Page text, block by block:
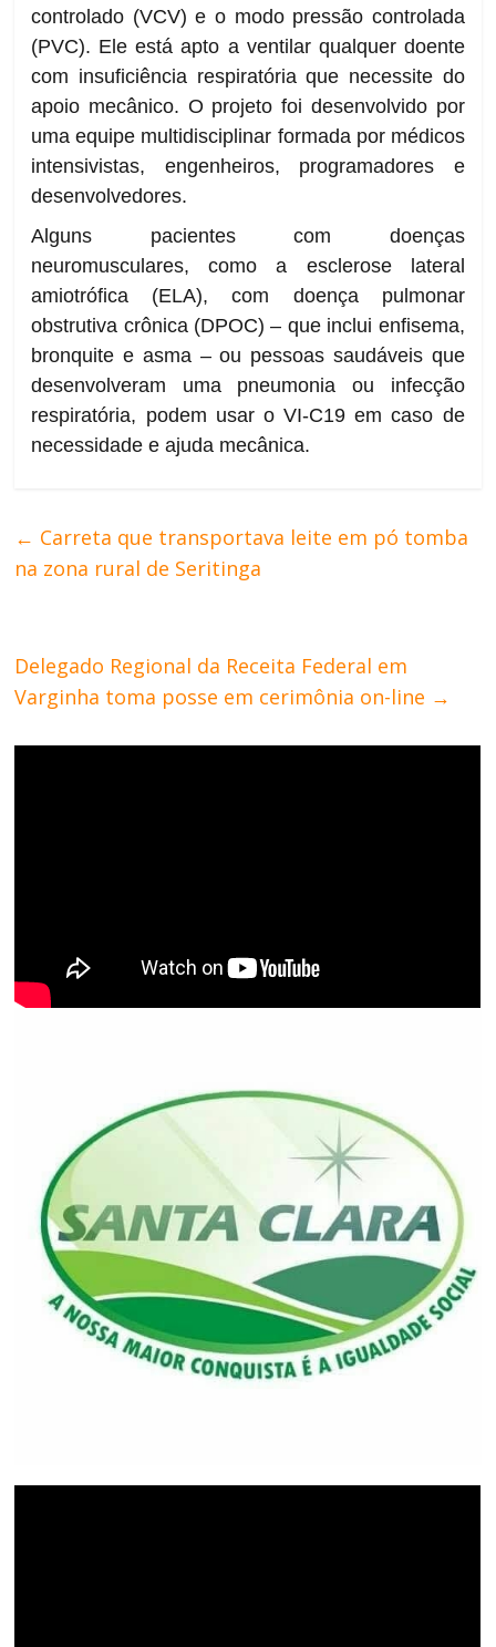
controlado (VCV) e o modo pressão controlada
(PVC). Ele está apto a ventilar qualquer doente
com insuficiência respiratória que necessite do
apoio mecânico. O projeto foi desenvolvido por
uma equipe multidisciplinar formada por médicos
intensivistas, engenheiros, programadores e
desenvolvedores.
Alguns pacientes com doenças
neuromusculares, como a esclerose lateral
amiotrófica (ELA), com doença pulmonar
obstrutiva crônica (DPOC) – que inclui enfisema,
bronquite e asma – ou pessoas saudáveis que
desenvolveram uma pneumonia ou infecção
respiratória, podem usar o VI-C19 em caso de
necessidade e ajuda mecânica.
← Carreta que transportava leite em pó tomba
na zona rural de Seritinga
Delegado Regional da Receita Federal em
Varginha toma posse em cerimônia on-line →